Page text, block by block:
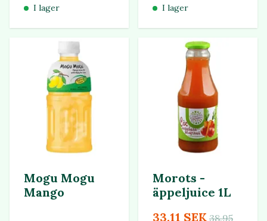
I lager I lager
Mogu Mogu
Mango
Morots -
äppeljuice 1L
33.11 SEK 38.95